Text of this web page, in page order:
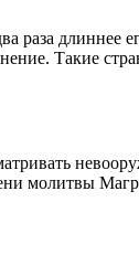
раза
Такие
молитвы